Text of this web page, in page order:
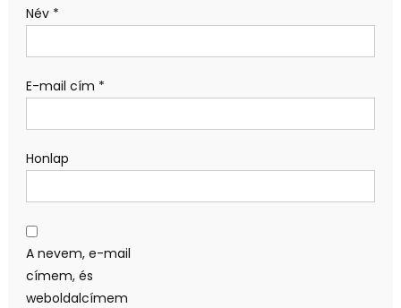
Név *
E-mail cím *
Honlap
A nevem, e-mail
címem, és
weboldalcímem